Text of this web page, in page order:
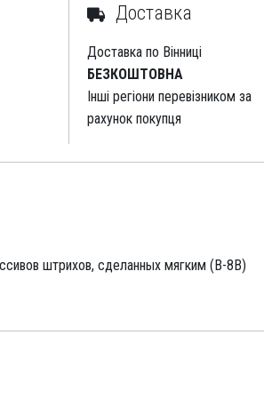
Доставка
Доставка по Вінниці
БЕЗКОШТОВНА
Інші регіони перевізником за
рахунок покупця
штрихов, сделанных мягким (В-8В)